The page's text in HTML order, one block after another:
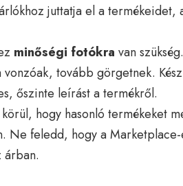
juttatja el a termékeidet,
minőségi fotókra van
tovább görgetnek.
őszinte leírást a termékről.
hogy hasonló termékeket
Ne feledd, hogy a
árban.